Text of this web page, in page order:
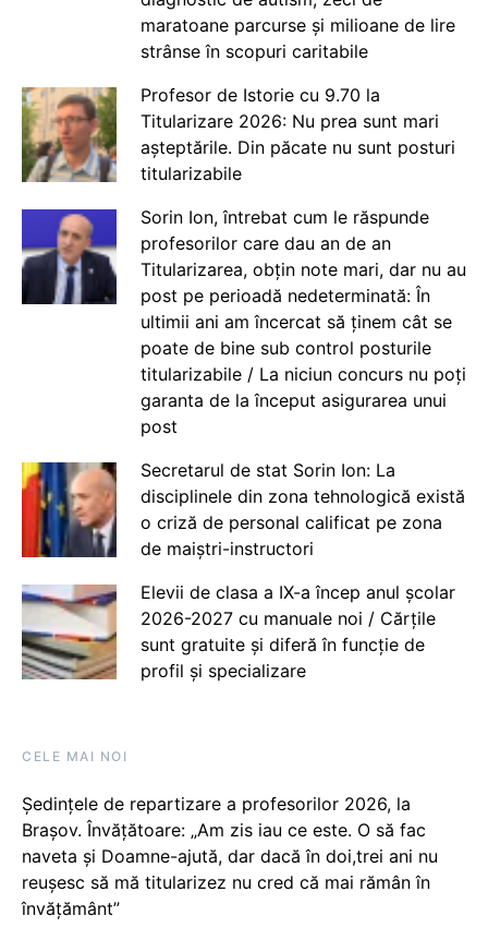
maratoane parcurse și milioane de lire
strânse în scopuri caritabile
Profesor de Istorie cu 9.70 la
Titularizare 2026: Nu prea sunt mari
așteptările. Din păcate nu sunt posturi
titularizabile
Sorin Ion, întrebat cum le răspunde
profesorilor care dau an de an
Titularizarea, obțin note mari, dar nu au
post pe perioadă nedeterminată: În
ultimii ani am încercat să ținem cât se
poate de bine sub control posturile
titularizabile / La niciun concurs nu poți
garanta de la început asigurarea unui
post
Secretarul de stat Sorin Ion: La
disciplinele din zona tehnologică există
o criză de personal calificat pe zona
de maiștri-instructori
Elevii de clasa a IX-a încep anul școlar
2026-2027 cu manuale noi / Cărțile
sunt gratuite și diferă în funcție de
profil și specializare
CELE MAI NOI
Ședințele de repartizare a profesorilor 2026, la
Brașov. Învățătoare: „Am zis iau ce este. O să fac
naveta și Doamne-ajută, dar dacă în doi,trei ani nu
reușesc să mă titularizez nu cred că mai rămân în
învățământ”